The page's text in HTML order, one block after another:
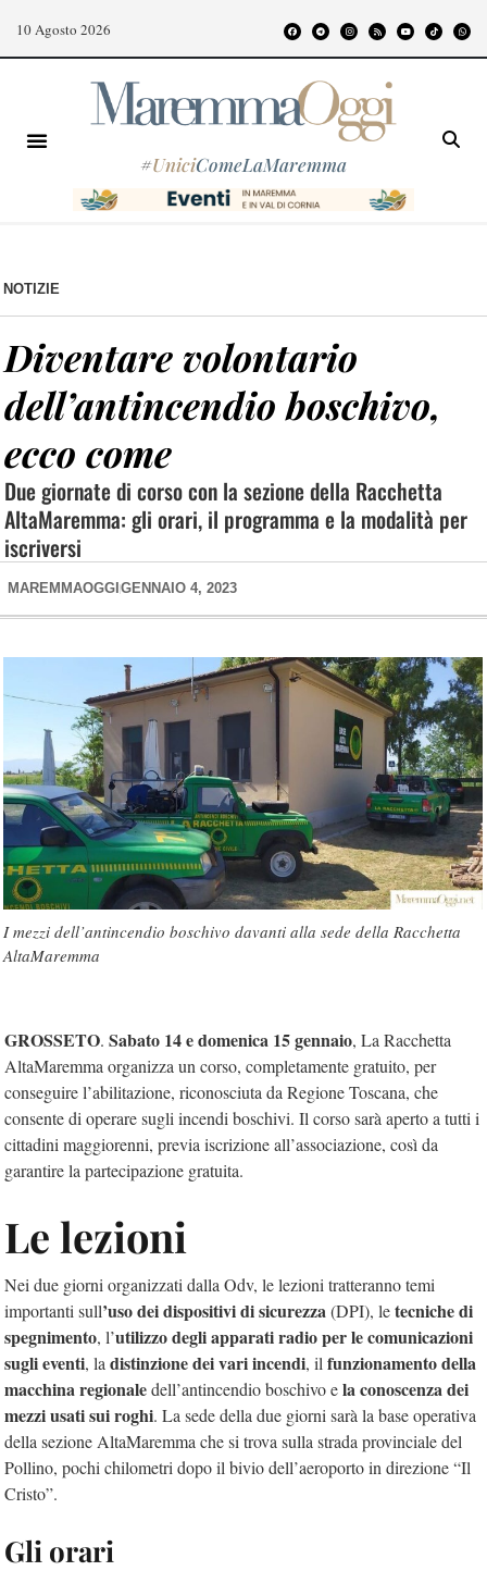
10 Agosto 2026
#UniciComeLaMaremma
NOTIZIE
Diventare volontario
dell’antincendio boschivo,
ecco come
Due giornate di corso con la sezione della Racchetta
AltaMaremma: gli orari, il programma e la modalità per
iscriversi
MAREMMAOGGI GENNAIO 4, 2023
I mezzi dell’antincendio boschivo davanti alla sede della Racchetta
AltaMaremma
GROSSETO. Sabato 14 e domenica 15 gennaio, La Racchetta
AltaMaremma organizza un corso, completamente gratuito, per
conseguire l’abilitazione, riconosciuta da Regione Toscana, che
consente di operare sugli incendi boschivi. Il corso sarà aperto a tutti i
cittadini maggiorenni, previa iscrizione all’associazione, così da
garantire la partecipazione gratuita.
Le lezioni
Nei due giorni organizzati dalla Odv, le lezioni tratteranno temi
importanti sull’uso dei dispositivi di sicurezza(DPI), letecniche di
spegnimento, l’utilizzo degli apparati radio per le comunicazioni
sugli eventi, la distinzione dei vari incendi, il funzionamento della
macchina regionaledell’antincendio boschivo ela conoscenza dei
mezzi usati sui roghi. La sede della due giorni sarà la base operativa
della sezione AltaMaremma che si trova sulla strada provinciale del
Pollino, pochi chilometri dopo il bivio dell’aeroporto in direzione “Il
Cristo”.
Gli orari